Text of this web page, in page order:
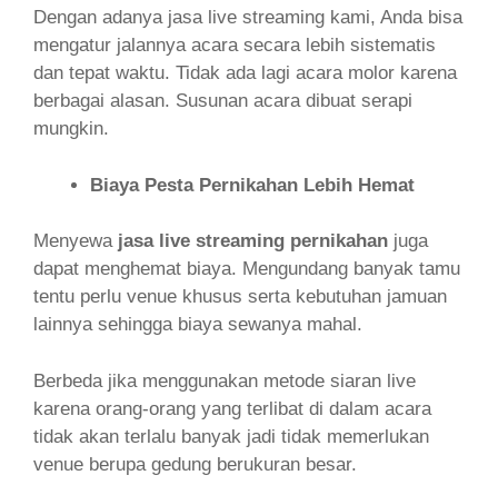
Dengan adanya jasa live streaming kami, Anda bisa
mengatur jalannya acara secara lebih sistematis
dan tepat waktu. Tidak ada lagi acara molor karena
berbagai alasan. Susunan acara dibuat serapi
mungkin.
Biaya Pesta Pernikahan Lebih Hemat
Menyewa jasa live streaming pernikahan juga
dapat menghemat biaya. Mengundang banyak tamu
tentu perlu venue khusus serta kebutuhan jamuan
lainnya sehingga biaya sewanya mahal.
Berbeda jika menggunakan metode siaran live
karena orang-orang yang terlibat di dalam acara
tidak akan terlalu banyak jadi tidak memerlukan
venue berupa gedung berukuran besar.